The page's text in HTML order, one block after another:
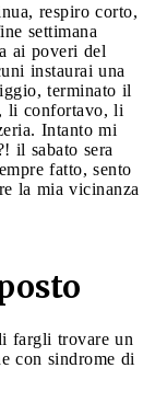
respiro corto,
settimana
ai poveri del
instaurai una
terminato il
li confortavo, li
Intanto mi
il sabato sera
fatto, sento
la mia vicinanza
fargli trovare un
con sindrome di